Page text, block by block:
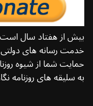
بیش از هفتاد سال است
خدمت رسانه های
حمایت شما از شیوه
به سلیقه های روزنامه